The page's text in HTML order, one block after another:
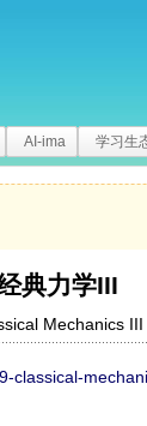
AI-ima 学习生
典力学III
Mechanics III
classical-